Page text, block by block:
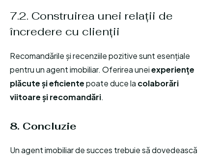
7.2. Construirea unei relații de
încredere cu clienții
Recomandările și recenziile pozitive sunt esențiale
pentru un agent imobiliar. Oferirea uneiexperiențe
plăcute și eficientepoate duce la colaborări
viitoare și recomandări.
8. Concluzie
Un agent imobiliar de succes trebuie să dovedească